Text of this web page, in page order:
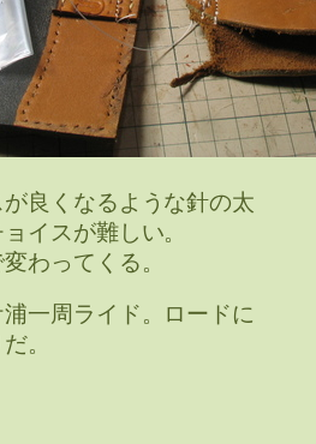
良くなるような針の太
イスが難しい。
わってくる。
一周ライド。ロードに
。